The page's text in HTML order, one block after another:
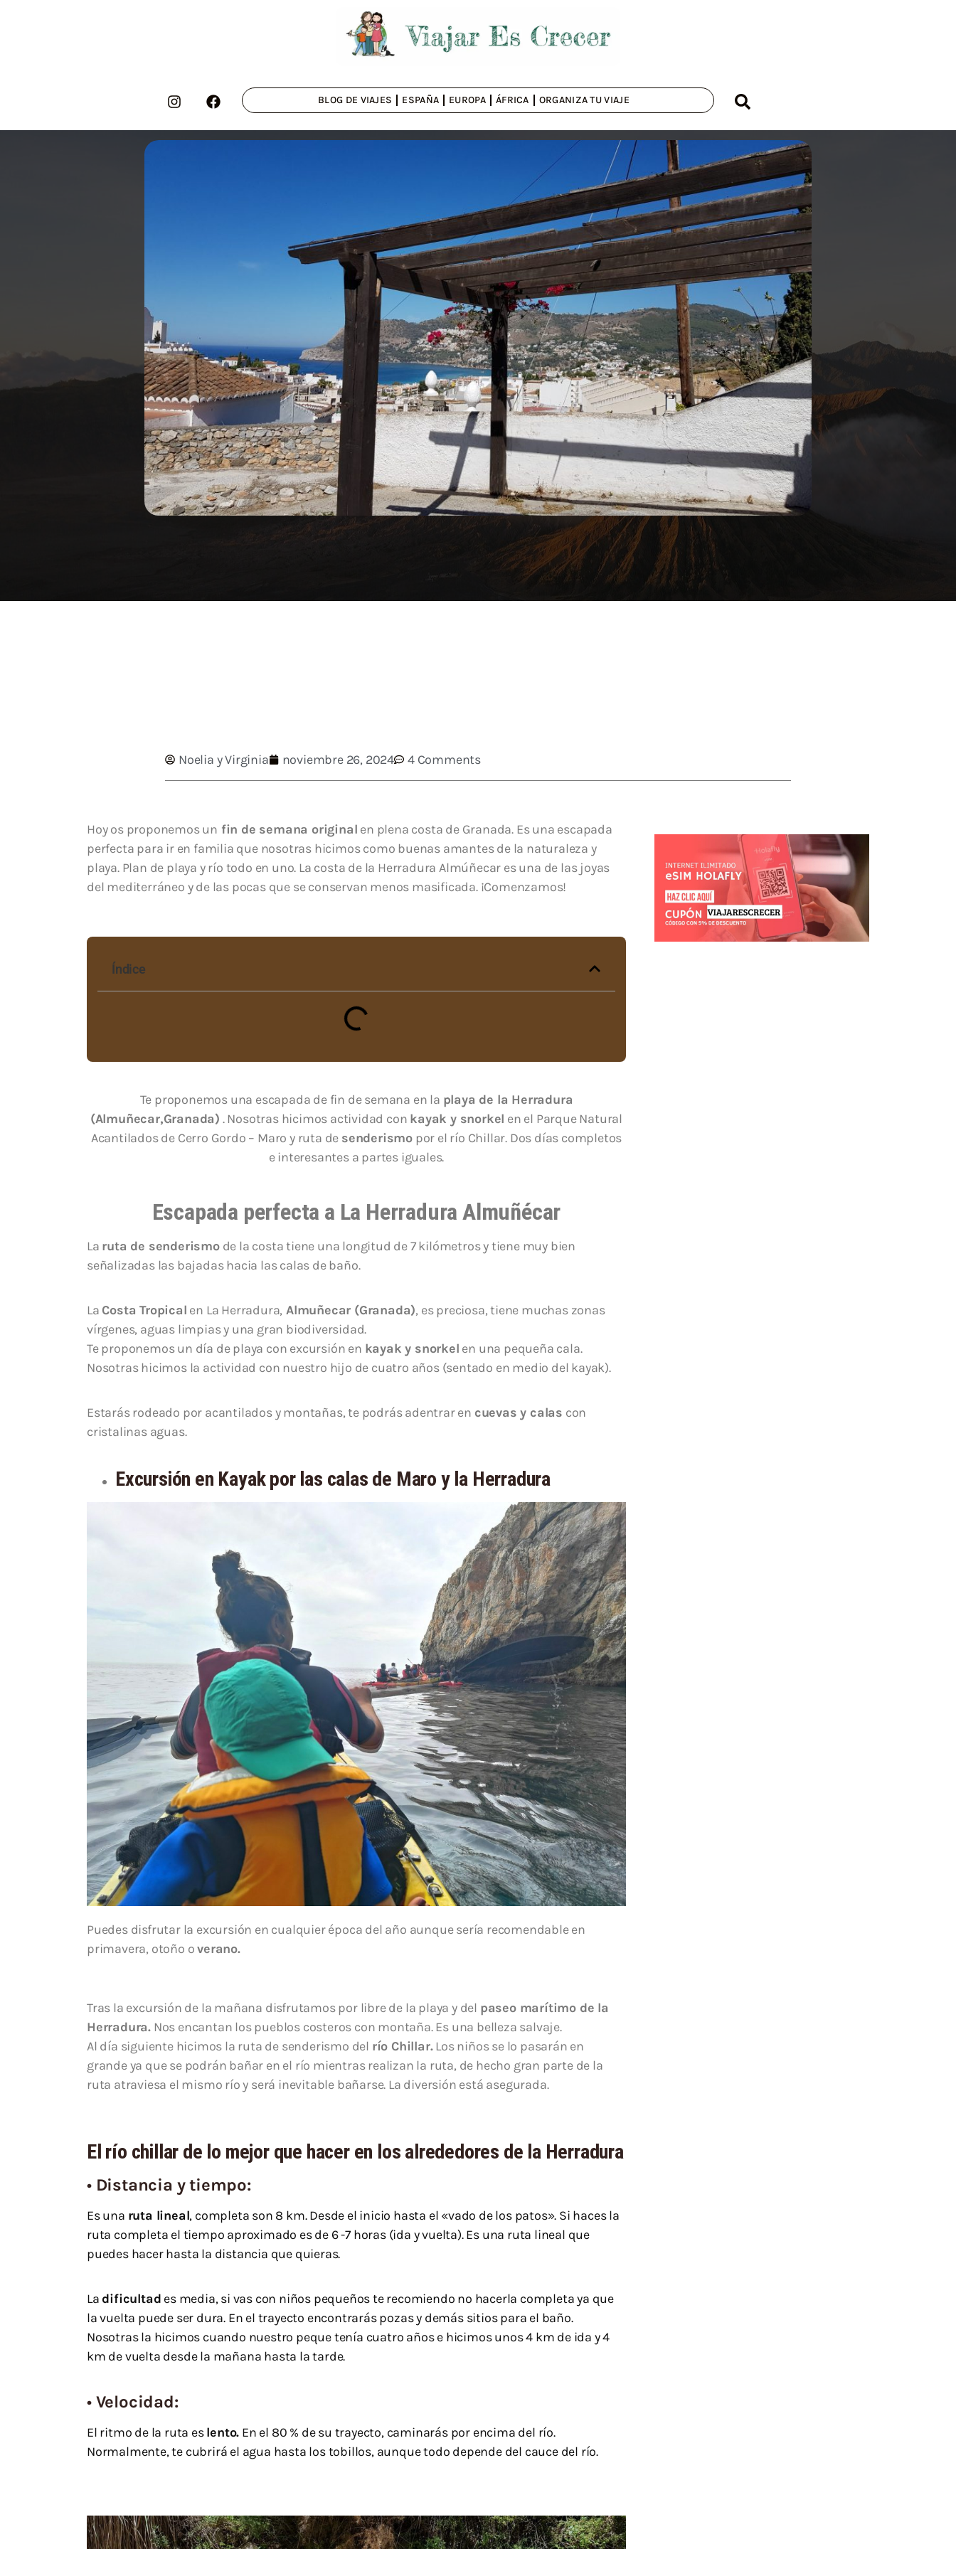
BLOG DE VIAJES ESPAÑA EUROPA ÁFRICA ORGANIZA TU VIAJE
Noelia y Virginia noviembre 26, 2024 4 Comments
Hoy os proponemos un fin de semana original en plena costa de Granada. Es una escapada
perfecta para ir en familia que nosotras hicimos como buenas amantes de la naturaleza y
playa. Plan de playa y río todo en uno. La costa de la Herradura Almúñecar es una de las joyas
del mediterráneo y de las pocas que se conservan menos masificada. ¡Comenzamos!
Índice
Te proponemos una escapada de fin de semana en la playa de la Herradura
(Almuñecar,Granada) . Nosotras hicimos actividad con kayak y snorkel en el Parque Natural
Acantilados de Cerro Gordo – Maro y ruta de senderismo por el río Chillar. Dos días completos
e interesantes a partes iguales.
Escapada perfecta a La Herradura Almuñécar
La ruta de senderismode la costa tiene una longitud de 7 kilómetros y tiene muy bien
señalizadas las bajadas hacia las calas de baño.
La Costa Tropical en La Herradura, Almuñecar (Granada), es preciosa, tiene muchas zonas
vírgenes, aguas limpias y una gran biodiversidad.
Te proponemos un día de playa con excursión en kayak y snorkel en una pequeña cala.
Nosotras hicimos la actividad con nuestro hijo de cuatro años (sentado en medio del kayak).
Estarás rodeado por acantilados y montañas, te podrás adentrar en cuevas y calas con
cristalinas aguas.
Excursión en Kayak por las calas de Maro y la Herradura
Puedes disfrutar la excursión en cualquier época del año aunque sería recomendable en
primavera, otoño overano.
Tras la excursión de la mañana disfrutamos por libre de la playa y del paseo marítimo de la
Herradura. Nos encantan los pueblos costeros con montaña. Es una belleza salvaje.
Al día siguiente hicimos la ruta de senderismo del río Chillar.Los niños se lo pasarán en
grande ya que se podrán bañar en el río mientras realizan la ruta, de hecho gran parte de la
ruta atraviesa el mismo río y será inevitable bañarse. La diversión está asegurada.
El río chillar de lo mejor que hacer en los alrededores de la Herradura
• Distancia y tiempo:
Es una ruta lineal, completa son 8 km. Desde el inicio hasta el «vado de los patos». Si haces la
ruta completa el tiempo aproximado es de 6 -7 horas (ida y vuelta). Es una ruta lineal que
puedes hacer hasta la distancia que quieras.
La dificultad es media, si vas con niños pequeños te recomiendo no hacerla completa ya que
la vuelta puede ser dura. En el trayecto encontrarás pozas y demás sitios para el baño.
Nosotras la hicimos cuando nuestro peque tenía cuatro años e hicimos unos 4 km de ida y 4
km de vuelta desde la mañana hasta la tarde.
• Velocidad:
El ritmo de la ruta eslento. En el 80 % de su trayecto, caminarás por encima del río.
Normalmente, te cubrirá el agua hasta los tobillos, aunque todo depende del cauce del río.